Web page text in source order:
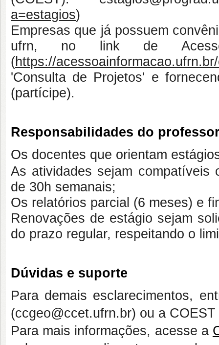
a=estagios)
Empresas que já possuem
ufrn, no link de
(https://
'Consulta de Projetos' e
(partícipe).
Responsabilidades do
Os docentes que orientam
As atividades sejam compatíveis
de 30h semanais;
Os relatórios parcial (6 meses) e
Renovações de estágio sejam
do prazo regular, respeitando o
Dúvidas e suporte
Para demais esclarecimentos,
(ccgeo@ccet.ufrn.br) ou a
Para mais informações, acesse a